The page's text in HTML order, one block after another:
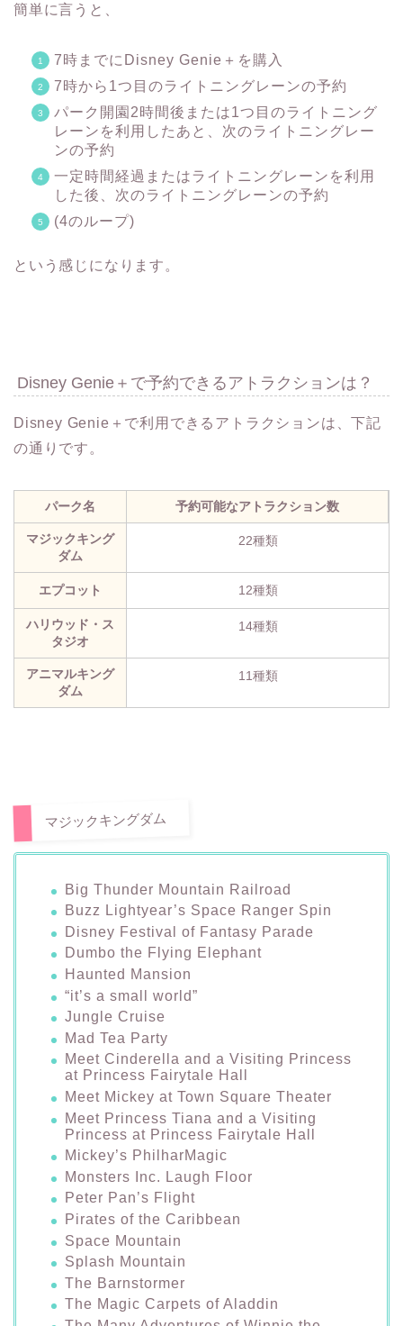
簡単に言うと、
7時までにDisney Genie＋を購入
7時から1つ目のライトニングレーンの予約
パーク開園2時間後または1つ目のライトニング
レーンを利用したあと、次のライトニングレー
ンの予約
一定時間経過またはライトニングレーンを利用
した後、次のライトニングレーンの予約
(4のループ)
という感じになります。
Disney Genie＋で予約できるアトラクションは？
Disney Genie＋で利用できるアトラクションは、下記
の通りです。
パーク名 予約可能なアトラクション数
マジックキング
ダム
22種類
エプコット 12種類
ハリウッド・ス
タジオ
14種類
アニマルキング
ダム
11種類
マジックキングダム
Big Thunder Mountain Railroad
Buzz Lightyear’s Space Ranger Spin
Disney Festival of Fantasy Parade
Dumbo the Flying Elephant
Haunted Mansion
“it’s a small world”
Jungle Cruise
Mad Tea Party
Meet Cinderella and a Visiting Princess
at Princess Fairytale Hall
Meet Mickey at Town Square Theater
Meet Princess Tiana and a Visiting
Princess at Princess Fairytale Hall
Mickey’s PhilharMagic
Monsters Inc. Laugh Floor
Peter Pan’s Flight
Pirates of the Caribbean
Space Mountain
Splash Mountain
The Barnstormer
The Magic Carpets of Aladdin